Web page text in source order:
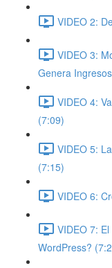
VIDEO 2:
VIDEO 3:
Genera
VIDEO 4:
(7:09)
VIDEO 5:
(7:15)
VIDEO 6:
VIDEO 7:
WordPress?